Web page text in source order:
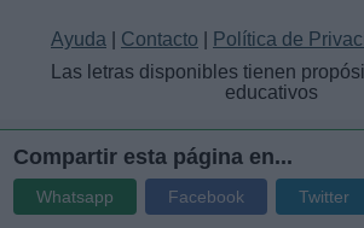
Ayuda Contacto
Política de
Las letras disponibles tienen
educativos
Compartir esta página en...
Whatsapp Facebook Twitter